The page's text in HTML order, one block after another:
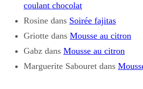
coulant chocolat
Rosine dans Soirée fajitas
Griotte dans Mousse au citron
Gabz dans Mousse au citron
Marguerite Sabouret dans